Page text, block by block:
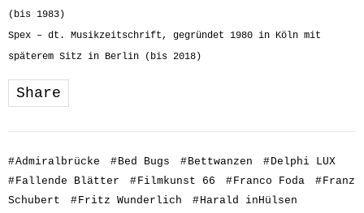
(bis 1983)
Spex – dt. Musikzeitschrift, gegründet 1980 in Köln mit
späterem Sitz in Berlin (bis 2018)
Share
#Admiralbrücke #Bed Bugs #Bettwanzen #Delphi LUX
#Fallende Blätter #Filmkunst 66 #Franco Foda #Franz
Schubert
#Fritz Wunderlich #Harald inHülsen